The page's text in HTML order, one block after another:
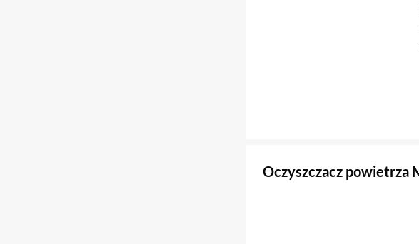
Oczyszczacz powietrza